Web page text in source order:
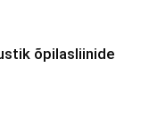
õpilasliinide